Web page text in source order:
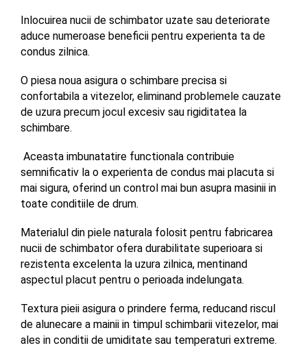
Inlocuirea nucii de schimbator uzate sau deteriorate
aduce numeroase beneficii pentru experienta ta de
condus zilnica.
O piesa noua asigura o schimbare precisa si
confortabila a vitezelor, eliminand problemele cauzate
de uzura precum jocul excesiv sau rigiditatea la
schimbare.
Aceasta imbunatatire functionala contribuie
semnificativ la o experienta de condus mai placuta si
mai sigura, oferind un control mai bun asupra masinii in
toate conditiile de drum.
Materialul din piele naturala folosit pentru fabricarea
nucii de schimbator ofera durabilitate superioara si
rezistenta excelenta la uzura zilnica, mentinand
aspectul placut pentru o perioada indelungata.
Textura pieii asigura o prindere ferma, reducand riscul
de alunecare a mainii in timpul schimbarii vitezelor, mai
ales in conditii de umiditate sau temperaturi extreme.